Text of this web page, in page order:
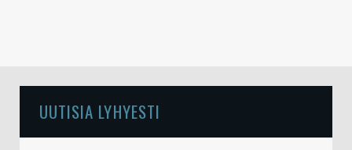
UUTISIA LYHYESTI